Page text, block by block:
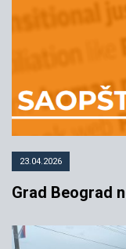
23.04.2026
Grad Beograd